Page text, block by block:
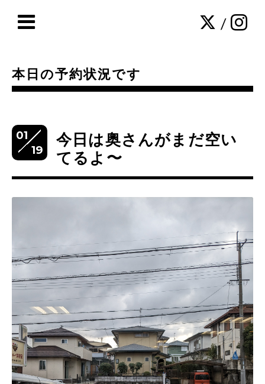
/
本日の予約状況です
01
19
今日は奥さんがまだ空い
てるよ〜